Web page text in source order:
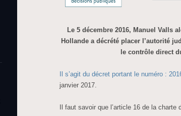
Le 5 décembre 2016, Manuel Valls
Hollande a décrété placer l’autorité
le contrôle direct
Il s’agit du décret portant le numéro :
janvier 2017.
Il faut savoir que l’article 16 de la charte